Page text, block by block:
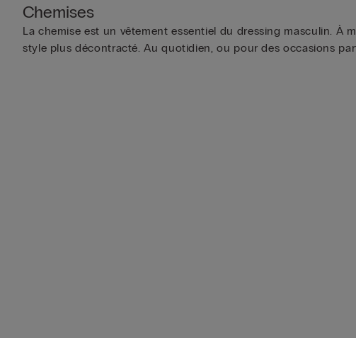
Chemises
La chemise est un vêtement essentiel du dressing masculin. À
style plus décontracté. Au quotidien, ou pour des occasions